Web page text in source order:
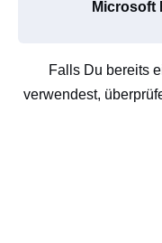
Microsoft
Falls Du bereits
verwendest,